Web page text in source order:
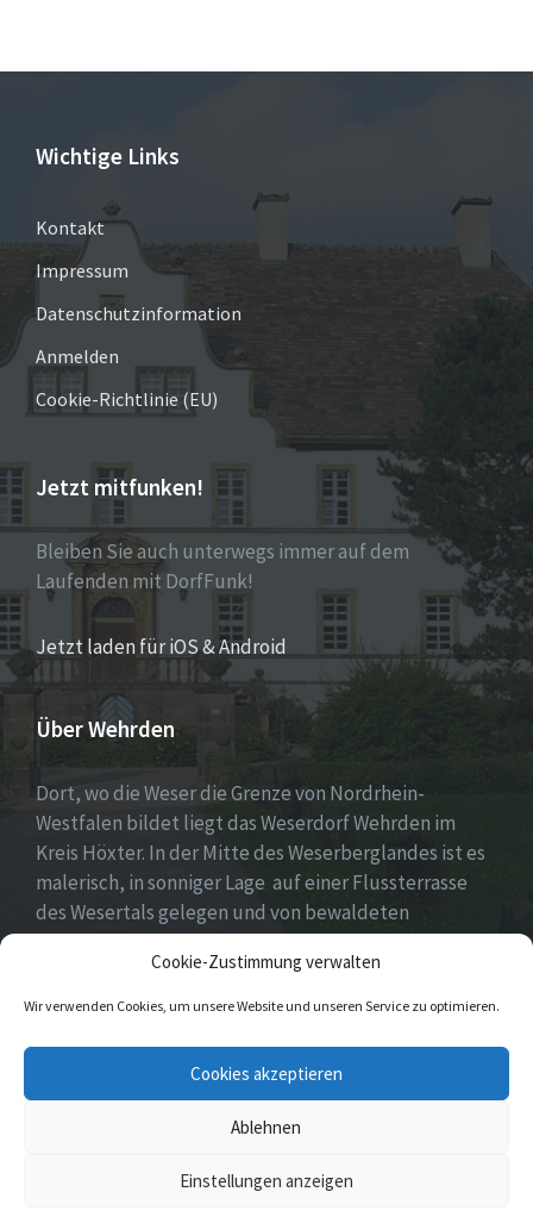
Cookie-Zustimmung verwalten
Wir verwenden Cookies, um unsere Website und unseren Service zu optimieren.
Cookies akzeptieren
Ablehnen
Einstellungen anzeigen
Wichtige Links
Kontakt
Impressum
Datenschutzinformation
Anmelden
Cookie-Richtlinie (EU)
Jetzt mitfunken!
Bleiben Sie auch unterwegs immer auf dem
Laufenden mit DorfFunk!
Jetzt laden für iOS & Android
Über Wehrden
Dort, wo die Weser die Grenze von Nordrhein-
Westfalen bildet liegt das Weserdorf Wehrden im
Kreis Höxter. In der Mitte des Weserberglandes ist es
malerisch, in sonniger Lage auf einer Flussterrasse
des Wesertals gelegen und von bewaldeten
Höhenzügen des Sollings und des Wildbergs